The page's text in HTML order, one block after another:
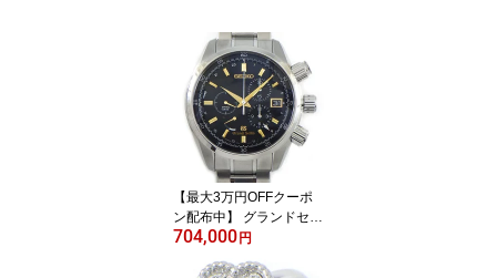
【最大3万円OFFクーポ
ン配布中】 グランドセイ
コー Grand Seiko 腕時計
704,000円